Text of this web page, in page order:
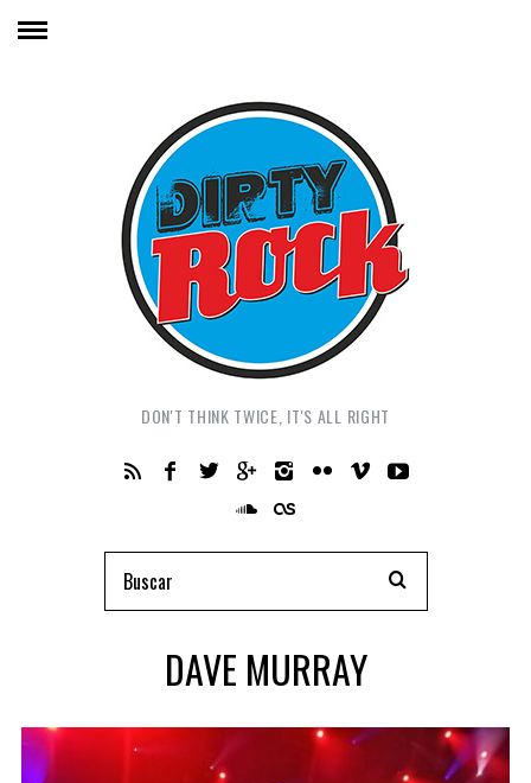
DON'T THINK TWICE, IT'S ALL RIGHT
DAVE MURRAY